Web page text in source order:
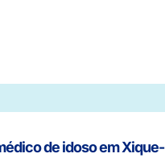
de idoso em Xique-